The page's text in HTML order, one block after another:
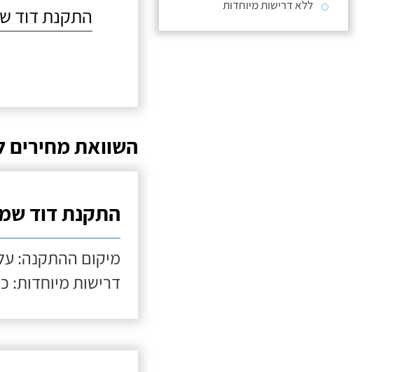
ללא דרישות מיוחדות
התקנת דוד שמש, 150 ליטר, על גג שטוח,
השוואת מחירים
התקנת דוד שמש
מיקום ההתקנה:
דרישות מיוחדות: